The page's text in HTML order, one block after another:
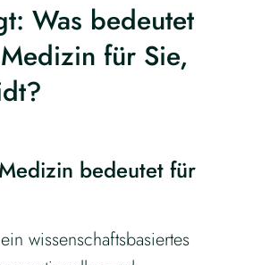
Was bedeutet
für Sie,
bedeutet für
wissenschaftsbasiertes